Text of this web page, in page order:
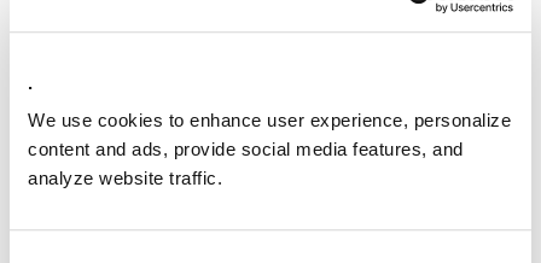
.
We use cookies to enhance user experience, personalize
content and ads, provide social media features, and
analyze website traffic.
Single Customer View en Customer Due Diligence.
Met functionaliteiten zoals Datakwaliteit, High